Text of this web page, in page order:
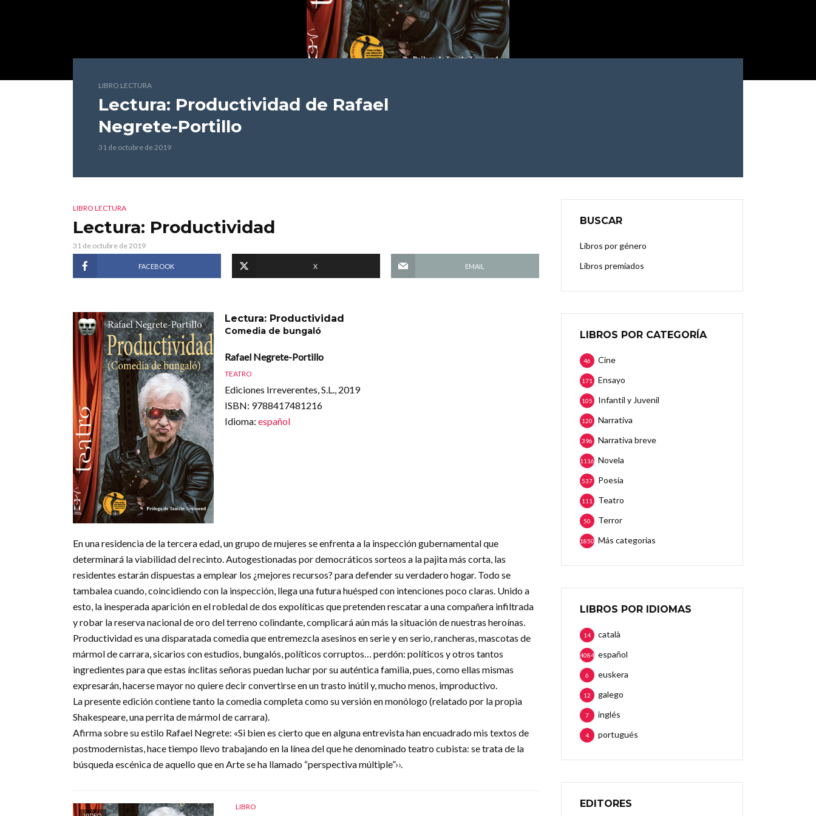
LIBRO LECTURA
Lectura: Productividad de Rafael
Negrete-Portillo
31 de octubre de 2019
LIBRO LECTURA
Lectura: Productividad
31 de octubre de 2019
FACEBOOK X EMAIL
Lectura: Productividad
Comedia de bungaló
Rafael Negrete-Portillo
TEATRO
Ediciones Irreverentes, S.L., 2019
ISBN: 9788417481216
Idioma: español
En una residencia de la tercera edad, un grupo de mujeres se enfrenta a la inspección gubernamental que
determinará la viabilidad del recinto. Autogestionadas por democráticos sorteos a la pajita más corta, las
residentes estarán dispuestas a emplear los ¿mejores recursos? para defender su verdadero hogar. Todo se
tambalea cuando, coincidiendo con la inspección, llega una futura huésped con intenciones poco claras. Unido a
esto, la inesperada aparición en el robledal de dos expolíticas que pretenden rescatar a una compañera infiltrada
y robar la reserva nacional de oro del terreno colindante, complicará aún más la situación de nuestras heroínas.
Productividad es una disparatada comedia que entremezcla asesinos en serie y en serio, rancheras, mascotas de
mármol de carrara, sicarios con estudios, bungalós, políticos corruptos… perdón: políticos y otros tantos
ingredientes para que estas ínclitas señoras puedan luchar por su auténtica familia, pues, como ellas mismas
expresarán, hacerse mayor no quiere decir convertirse en un trasto inútil y, mucho menos, improductivo.
La presente edición contiene tanto la comedia completa como su versión en monólogo (relatado por la propia
Shakespeare, una perrita de mármol de carrara).
Afirma sobre su estilo Rafael Negrete: «Si bien es cierto que en alguna entrevista han encuadrado mis textos de
postmodernistas, hace tiempo llevo trabajando en la línea del que he denominado teatro cubista: se trata de la
búsqueda escénica de aquello que en Arte se ha llamado “perspectiva múltiple”››.
LIBRO
BUSCAR
Libros por género
Libros premiados
LIBROS POR CATEGORÍA
Cine
46
Ensayo
171
Infantil y Juvenil
105
Narrativa
120
Narrativa breve
396
Novela
1116
Poesía
537
Teatro
111
Terror
50
Más categorias
1850
LIBROS POR IDIOMAS
català
14
español
4084
euskera
6
galego
12
inglés
7
portugués
4
EDITORES